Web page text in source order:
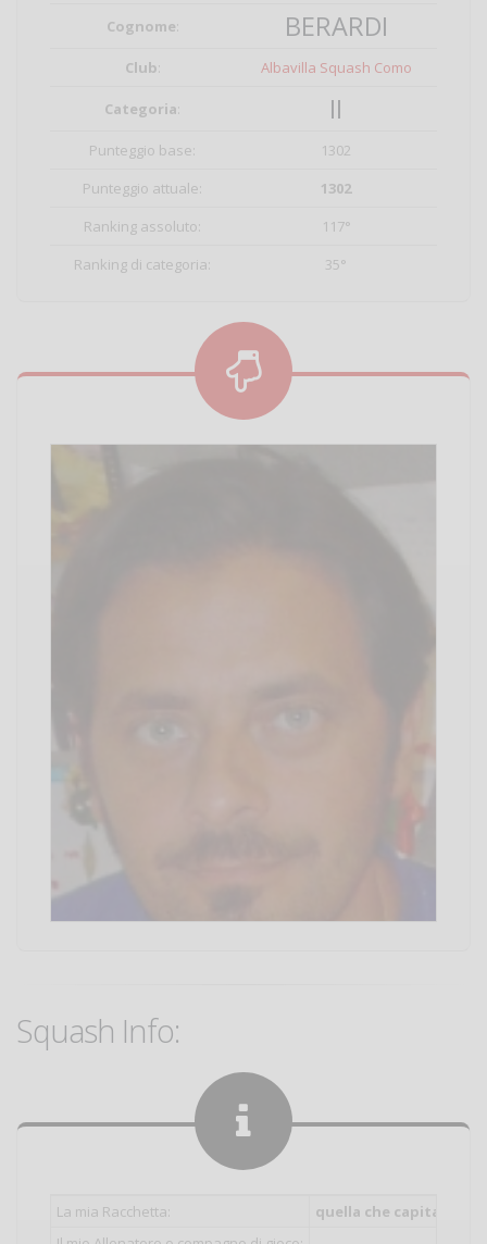
Cognome: BERARDI
Club: Albavilla Squash Como
Categoria: II
Punteggio base:
1302
Punteggio attuale:
1302
Ranking assoluto:
117°
Ranking di categoria:
35°
Squash Info:
La mia Racchetta:
quella che capita